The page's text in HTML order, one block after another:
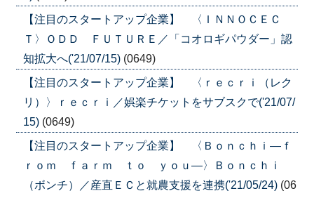
【注目のスタートアップ企業】 〈ＩＮＮＯＣＥＣ
Ｔ〉ＯＤＤ ＦＵＴＵＲＥ／「コオロギパウダー」認
知拡大へ('21/07/15) (0649)
【注目のスタートアップ企業】 〈ｒｅｃｒｉ（レク
リ）〉ｒｅｃｒｉ／娯楽チケットをサブスクで('21/07/
15) (0649)
【注目のスタートアップ企業】 〈Ｂｏｎｃｈｉ―ｆ
ｒｏｍ ｆａｒｍ ｔｏ ｙｏｕ―〉Ｂｏｎｃｈｉ
（ボンチ）／産直ＥＣと就農支援を連携('21/05/24) (06